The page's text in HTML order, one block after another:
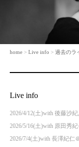
home > Live info > 過去のラ
Live info
2026/4/12(土)with 後藤沙
2026/5/16(土)with 原田秀
2026/7/4(土)with 長澤紀仁